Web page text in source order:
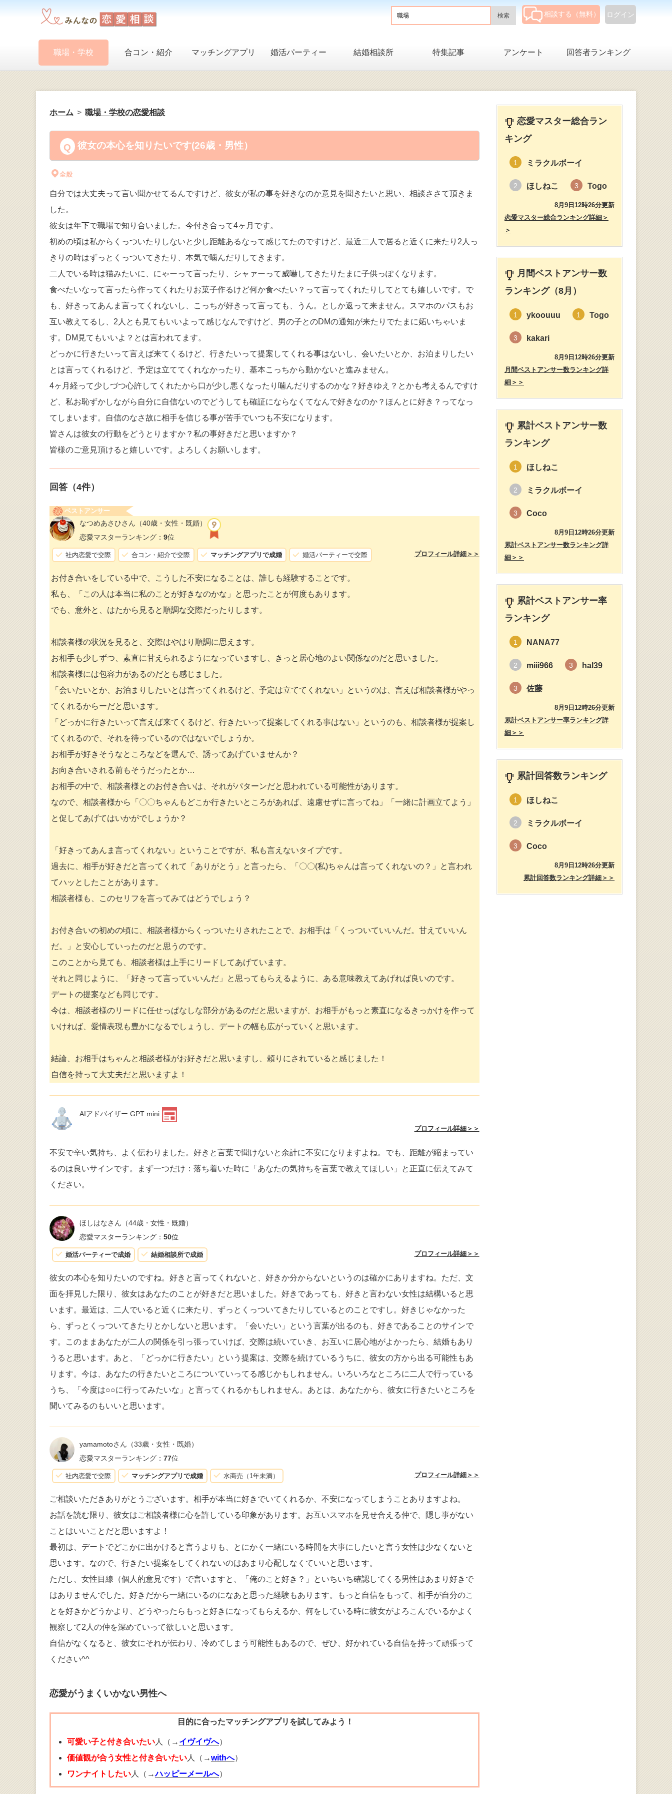
ログイン
相談する（無料）
職場・学校 合コン・紹介 マッチングアプリ 婚活パーティー 結婚相談所 特集記事 アンケート 回答者ランキング
ホーム 職場・学校の恋愛相談
彼女の本心を知りたいです(26歳・男性）
全般
自分では大丈夫って言い聞かせてるんですけど、彼女が私の事を好きなのか意見を聞きたいと思い、相談ささて頂きま
した。
彼女は年下で職場で知り合いました。今付き合って4ヶ月です。
初めの頃は私からくっついたりしないと少し距離あるなって感じてたのですけど、最近二人で居ると近くに来たり2人っ
きりの時はずっとくっついてきたり、本気で噛んだりしてきます。
二人でいる時は猫みたいに、にゃーって言ったり、シャァーって威嚇してきたりたまに子供っぽくなります。
食べたいなって言ったら作ってくれたりお菓子作るけど何か食べたい？って言ってくれたりしてとても嬉しいです。で
も、好きってあんま言ってくれないし、こっちが好きって言っても、うん。としか返って来ません。スマホのパスもお
互い教えてるし、2人とも見てもいいよって感じなんですけど、男の子とのDMの通知が来たりでたまに妬いちゃいま
す。DM見てもいいよ？とは言われてます。
どっかに行きたいって言えば来てくるけど、行きたいって提案してくれる事はないし、会いたいとか、お泊まりしたい
とは言ってくれるけど、予定は立ててくれなかったり、基本こっちから動かないと進みません。
4ヶ月経って少しづつ心許してくれたから口が少し悪くなったり噛んだりするのかな？好きゆえ？とかも考えるんですけ
ど、私お恥ずかしながら自分に自信ないのでどうしても確証にならなくてなんで好きなのか？ほんとに好き？ってなっ
てしまいます。自信のなさ故に相手を信じる事が苦手でいつも不安になります。
皆さんは彼女の行動をどうとりますか？私の事好きだと思いますか？
皆様のご意見頂けると嬉しいです。よろしくお願いします。
回答（4件）
ベストアンサー
なつめあさひさん （40歳・女性・既婚）
恋愛マスターランキング： 9位
社内恋愛で交際 合コン・紹介で交際 マッチングアプリで成婚 婚活パーティーで交際 プロフィール詳細＞＞
お付き合いをしている中で、こうした不安になることは、誰しも経験することです。
私も、「この人は本当に私のことが好きなのかな」と思ったことが何度もあります。
でも、意外と、はたから見ると順調な交際だったりします。
相談者様の状況を見ると、交際はやはり順調に思えます。
お相手も少しずつ、素直に甘えられるようになっていますし、きっと居心地のよい関係なのだと思いました。
相談者様には包容力があるのだとも感じました。
「会いたいとか、お泊まりしたいとは言ってくれるけど、予定は立ててくれない」というのは、言えば相談者様がやっ
てくれるからーだと思います。
「どっかに行きたいって言えば来てくるけど、行きたいって提案してくれる事はない」というのも、相談者様が提案し
てくれるので、それを待っているのではないでしょうか。
お相手が好きそうなところなどを選んで、誘ってあげていませんか？
お向き合いされる前もそうだったとか…
お相手の中で、相談者様とのお付き合いは、それがパターンだと思われている可能性があります。
なので、相談者様から「〇〇ちゃんもどこか行きたいところがあれば、遠慮せずに言ってね」「一緒に計画立てよう」
と促してあげてはいかがでしょうか？
「好きってあんま言ってくれない」ということですが、私も言えないタイプです。
過去に、相手が好きだと言ってくれて「ありがとう」と言ったら、「〇〇(私)ちゃんは言ってくれないの？」と言われ
てハッとしたことがあります。
相談者様も、このセリフを言ってみてはどうでしょう？
お付き合いの初めの頃に、相談者様からくっついたりされたことで、お相手は「くっついていいんだ。甘えていいん
だ。」と安心していったのだと思うのです。
このことから見ても、相談者様は上手にリードしてあげています。
それと同じように、「好きって言っていいんだ」と思ってもらえるように、ある意味教えてあげれば良いのです。
デートの提案なども同じです。
今は、相談者様のリードに任せっぱなしな部分があるのだと思いますが、お相手がもっと素直になるきっかけを作って
いければ、愛情表現も豊かになるでしょうし、デートの幅も広がっていくと思います。
結論、お相手はちゃんと相談者様がお好きだと思いますし、頼りにされていると感じました！
自信を持って大丈夫だと思いますよ！
AIアドバイザー GPT mini
プロフィール詳細＞＞
不安で辛い気持ち、よく伝わりました。好きと言葉で聞けないと余計に不安になりますよね。でも、距離が縮まってい
るのは良いサインです。まず一つだけ：落ち着いた時に「あなたの気持ちを言葉で教えてほしい」と正直に伝えてみて
ください。
ほしはなさん （44歳・女性・既婚）
恋愛マスターランキング： 50位
婚活パーティーで成婚 結婚相談所で成婚 プロフィール詳細＞＞
彼女の本心を知りたいのですね。好きと言ってくれないと、好きか分からないというのは確かにありますね。ただ、文
面を拝見した限り、彼女はあなたのことが好きだと思いました。好きであっても、好きと言わない女性は結構いると思
います。最近は、二人でいると近くに来たり、ずっとくっついてきたりしているとのことですし。好きじゃなかった
ら、ずっとくっついてきたりとかしないと思います。「会いたい」という言葉が出るのも、好きであることのサインで
す。このままあなたが二人の関係を引っ張っていけば、交際は続いていき、お互いに居心地がよかったら、結婚もあり
うると思います。あと、「どっかに行きたい」という提案は、交際を続けているうちに、彼女の方から出る可能性もあ
ります。今は、あなたの行きたいところについていってる感じかもしれません。いろいろなところに二人で行っている
うち、「今度は○○に行ってみたいな」と言ってくれるかもしれません。あとは、あなたから、彼女に行きたいところを
聞いてみるのもいいと思います。
yamamotoさん （33歳・女性・既婚）
恋愛マスターランキング： 77位
社内恋愛で交際 マッチングアプリで成婚 水商売（1年未満） プロフィール詳細＞＞
ご相談いただきありがとうございます。相手が本当に好きでいてくれるか、不安になってしまうことありますよね。
お話を読む限り、彼女はご相談者様に心を許している印象があります。お互いスマホを見せ合える仲で、隠し事がない
ことはいいことだと思いますよ！
最初は、デートでどこかに出かけると言うよりも、とにかく一緒にいる時間を大事にしたいと言う女性は少なくないと
思います。なので、行きたい提案をしてくれないのはあまり心配しなくていいと思います。
ただし、女性目線（個人的意見です）で言いますと、「俺のこと好き？」といちいち確認してくる男性はあまり好きで
はありませんでした。好きだから一緒にいるのになあと思った経験もあります。もっと自信をもって、相手が自分のこ
とを好きかどうかより、どうやったらもっと好きになってもらえるか、何をしている時に彼女がよろこんでいるかよく
観察して2人の仲を深めていって欲しいと思います。
自信がなくなると、彼女にそれが伝わり、冷めてしまう可能性もあるので、ぜひ、好かれている自信を持って頑張って
ください^^
恋愛がうまくいかない男性へ
目的に合ったマッチングアプリを試してみよう！
可愛い子と付き合いたい人（→ イヴイヴへ）
価値観が合う女性と付き合いたい人（→withへ）
ワンナイトしたい人（→ハッピーメールへ）
恋愛マスター総合ラン
キング
1 ミラクルボーイ
2 ほしねこ 3 Togo
8月9日12時26分更新
恋愛マスター総合ランキング詳細＞
＞
月間ベストアンサー数
ランキング（8月）
1 ykoouuu 1 Togo
3 kakari
8月9日12時26分更新
月間ベストアンサー数ランキング詳
細＞＞
累計ベストアンサー数
ランキング
1 ほしねこ
2 ミラクルボーイ
3 Coco
8月9日12時26分更新
累計ベストアンサー数ランキング詳
細＞＞
累計ベストアンサー率
ランキング
1 NANA77
2 miii966 3 hal39
3 佐藤
8月9日12時26分更新
累計ベストアンサー率ランキング詳
細＞＞
累計回答数ランキング
1 ほしねこ
2 ミラクルボーイ
3 Coco
8月9日12時26分更新
累計回答数ランキング詳細＞＞